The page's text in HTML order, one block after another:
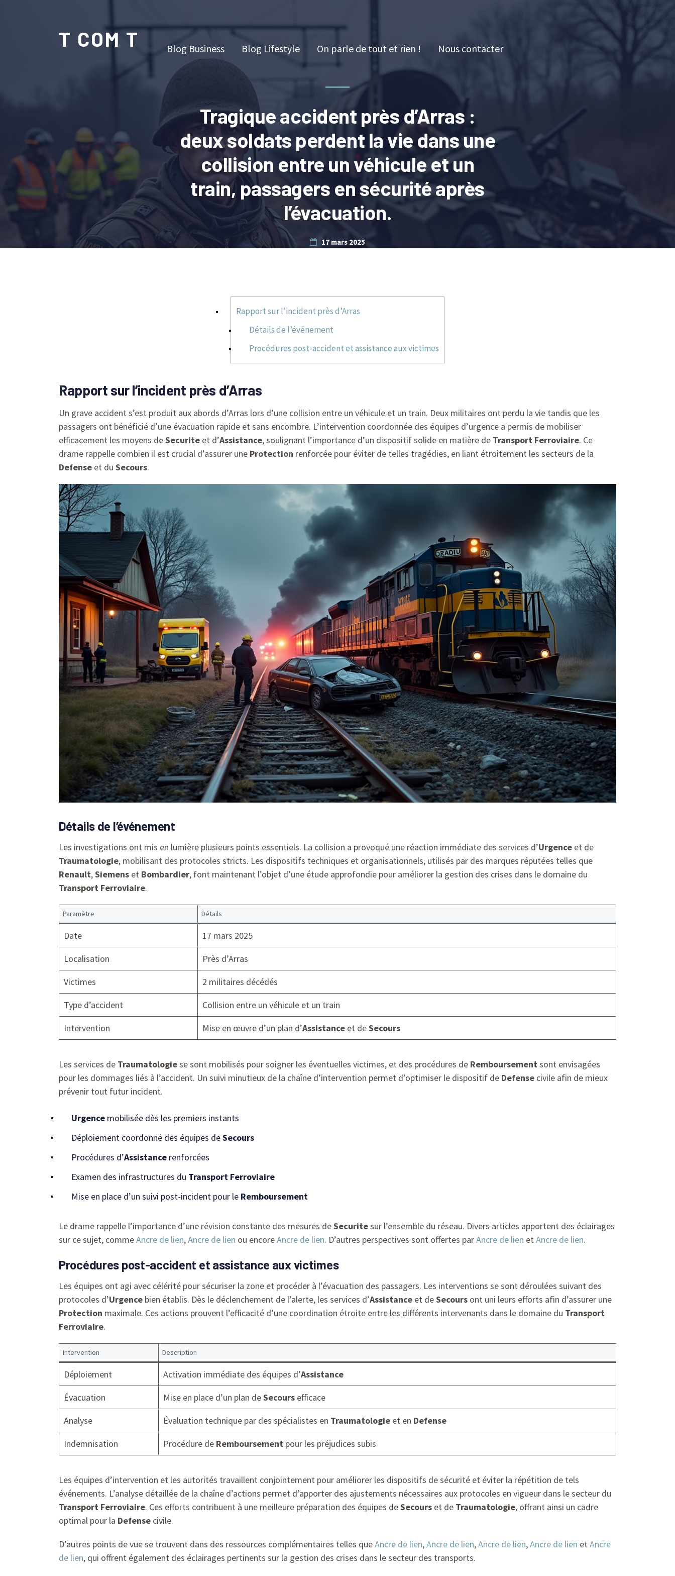
T COM T Blog Business Blog Lifestyle On parle de tout et rien ! Nous contacter
Tragique accident près d’Arras :
deux soldats perdent la vie dans une
collision entre un véhicule et un
train, passagers en sécurité après
l’évacuation.
17 mars 2025
Rapport sur l’incident près d’Arras
Détails de l’événement
Procédures post-accident et assistance aux victimes
Rapport sur l’incident près d’Arras
Un grave accident s’est produit aux abords d’Arras lors d’une collision entre un véhicule et un train. Deux militaires ont perdu la vie tandis que les
passagers ont bénéficié d’une évacuation rapide et sans encombre. L’intervention coordonnée des équipes d’urgence a permis de mobiliser
efficacement les moyens deSecurite et d’Assistance, soulignant l’importance d’un dispositif solide en matière de Transport Ferroviaire. Ce
drame rappelle combien il est crucial d’assurer une Protection renforcée pour éviter de telles tragédies, en liant étroitement les secteurs de la
Defense et du Secours.
Détails de l’événement
Les investigations ont mis en lumière plusieurs points essentiels. La collision a provoqué une réaction immédiate des services d’Urgence et de
Traumatologie, mobilisant des protocoles stricts. Les dispositifs techniques et organisationnels, utilisés par des marques réputées telles que
Renault,Siemens et Bombardier, font maintenant l’objet d’une étude approfondie pour améliorer la gestion des crises dans le domaine du
Transport Ferroviaire.
Paramètre Détails
Date
17 mars 2025
Localisation
Près d’Arras
Victimes
2 militaires décédés
Type d’accident
Collision entre un véhicule et un train
Intervention
Mise en œuvre d’un plan d’Assistance et deSecours
Les services de Traumatologiese sont mobilisés pour soigner les éventuelles victimes, et des procédures de Remboursementsont envisagées
pour les dommages liés à l’accident. Un suivi minutieux de la chaîne d’intervention permet d’optimiser le dispositif de Defense civile afin de mieux
prévenir tout futur incident.
Urgence mobilisée dès les premiers instants
Déploiement coordonné des équipes deSecours
Procédures d’Assistance renforcées
Examen des infrastructures du Transport Ferroviaire
Mise en place d’un suivi post-incident pour le Remboursement
Le drame rappelle l’importance d’une révision constante des mesures deSecuritesur l’ensemble du réseau. Divers articles apportent des éclairages
sur ce sujet, commeAncre de lien,Ancre de lien ou encoreAncre de lien. D’autres perspectives sont offertes parAncre de lien et Ancre de lien.
Procédures post-accident et assistance aux victimes
Les équipes ont agi avec célérité pour sécuriser la zone et procéder à l’évacuation des passagers. Les interventions se sont déroulées suivant des
protocoles d’Urgence bien établis. Dès le déclenchement de l’alerte, les services d’Assistance et deSecours ont uni leurs efforts afin d’assurer une
Protection maximale. Ces actions prouvent l’efficacité d’une coordination étroite entre les différents intervenants dans le domaine du Transport
Ferroviaire.
Intervention Description
Déploiement Activation immédiate des équipes d’Assistance
Évacuation
Mise en place d’un plan deSecours efficace
Analyse
Évaluation technique par des spécialistes en Traumatologie et en Defense
Indemnisation
Procédure de Remboursement pour les préjudices subis
Les équipes d’intervention et les autorités travaillent conjointement pour améliorer les dispositifs de sécurité et éviter la répétition de tels
événements. L’analyse détaillée de la chaîne d’actions permet d’apporter des ajustements nécessaires aux protocoles en vigueur dans le secteur du
Transport Ferroviaire. Ces efforts contribuent à une meilleure préparation des équipes deSecours et de Traumatologie, offrant ainsi un cadre
optimal pour la Defense civile.
D’autres points de vue se trouvent dans des ressources complémentaires telles queAncre de lien,Ancre de lien,Ancre de lien,Ancre de lien et Ancre
de lien, qui offrent également des éclairages pertinents sur la gestion des crises dans le secteur des transports.